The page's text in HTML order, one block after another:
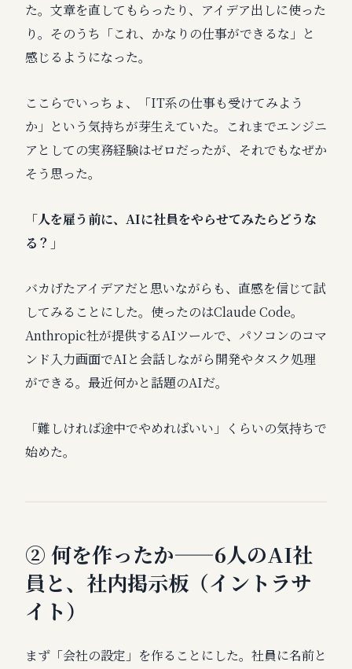
た。文章を直してもらったり、アイデア出しに使った
り。そのうち「これ、かなりの仕事ができるな」と
感じるようになった。
ここらでいっちょ、「IT系の仕事も受けてみよう
か」という気持ちが芽生えていた。これまでエンジニ
アとしての実務経験はゼロだったが、それでもなぜか
そう思った。
「人を雇う前に、AIに社員をやらせてみたらどうな
る？」
バカげたアイデアだと思いながらも、直感を信じて試
してみることにした。使ったのはClaude Code。
Anthropic社が提供するAIツールで、パソコンのコマ
ンド入力画面でAIと会話しながら開発やタスク処理
ができる。最近何かと話題のAIだ。
「難しければ途中でやめればいい」くらいの気持ちで
始めた。
② 何を作ったか——6人のAI社
員と、社内掲示板（イントラサ
イト）
まず「会社の設定」を作ることにした。社員に名前と